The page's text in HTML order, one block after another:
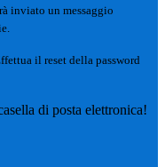
inviato un messaggio
il reset della password
di posta elettronica!